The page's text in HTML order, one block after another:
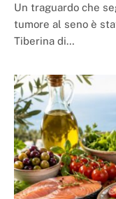
Un traguardo che
tumore al seno è
Tiberina di…